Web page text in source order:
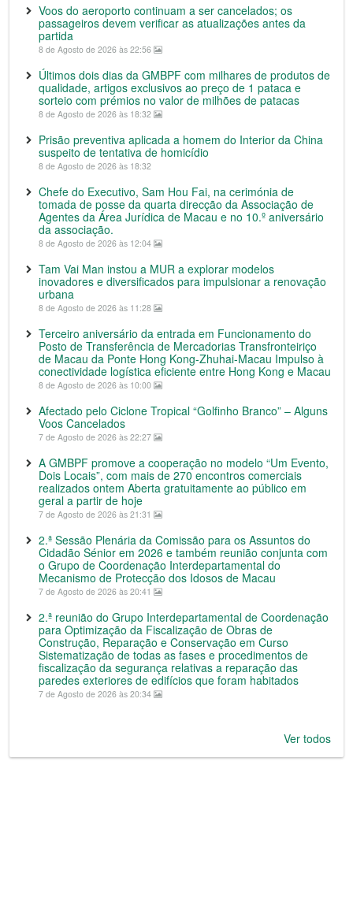
Voos do aeroporto continuam a ser cancelados; os
passageiros devem verificar as atualizações antes da
partida
8 de Agosto de 2026 às 22:56
Últimos dois dias da GMBPF com milhares de produtos de
qualidade, artigos exclusivos ao preço de 1 pataca e
sorteio com prémios no valor de milhões de patacas
8 de Agosto de 2026 às 18:32
Prisão preventiva aplicada a homem do Interior da China
suspeito de tentativa de homicídio
8 de Agosto de 2026 às 18:32
Chefe do Executivo, Sam Hou Fai, na cerimónia de
tomada de posse da quarta direcção da Associação de
Agentes da Área Jurídica de Macau e no 10.º aniversário
da associação.
8 de Agosto de 2026 às 12:04
Tam Vai Man instou a MUR a explorar modelos
inovadores e diversificados para impulsionar a renovação
urbana
8 de Agosto de 2026 às 11:28
Terceiro aniversário da entrada em Funcionamento do
Posto de Transferência de Mercadorias Transfronteiriço
de Macau da Ponte Hong Kong-Zhuhai-Macau Impulso à
conectividade logística eficiente entre Hong Kong e Macau
8 de Agosto de 2026 às 10:00
Afectado pelo Ciclone Tropical “Golfinho Branco” – Alguns
Voos Cancelados
7 de Agosto de 2026 às 22:27
A GMBPF promove a cooperação no modelo “Um Evento,
Dois Locais”, com mais de 270 encontros comerciais
realizados ontem Aberta gratuitamente ao público em
geral a partir de hoje
7 de Agosto de 2026 às 21:31
2.ª Sessão Plenária da Comissão para os Assuntos do
Cidadão Sénior em 2026 e também reunião conjunta com
o Grupo de Coordenação Interdepartamental do
Mecanismo de Protecção dos Idosos de Macau
7 de Agosto de 2026 às 20:41
2.ª reunião do Grupo Interdepartamental de Coordenação
para Optimização da Fiscalização de Obras de
Construção, Reparação e Conservação em Curso
Sistematização de todas as fases e procedimentos de
fiscalização da segurança relativas a reparação das
paredes exteriores de edifícios que foram habitados
7 de Agosto de 2026 às 20:34
Ver todos